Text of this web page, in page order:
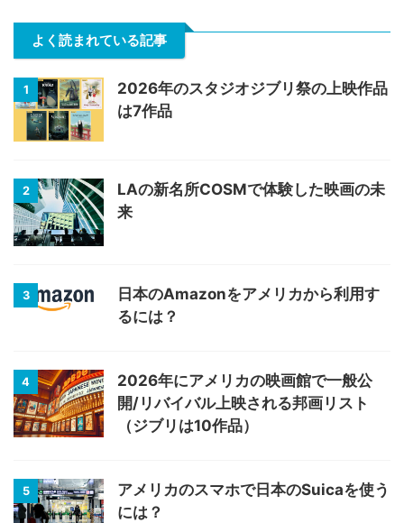
よく読まれている記事
1
2026年のスタジオジブリ祭の上映作品
は7作品
2
LAの新名所COSMで体験した映画の未
来
3
日本のAmazonをアメリカから利用す
るには？
4
2026年にアメリカの映画館で一般公
開/リバイバル上映される邦画リスト
（ジブリは10作品）
5
アメリカのスマホで日本のSuicaを使う
には？